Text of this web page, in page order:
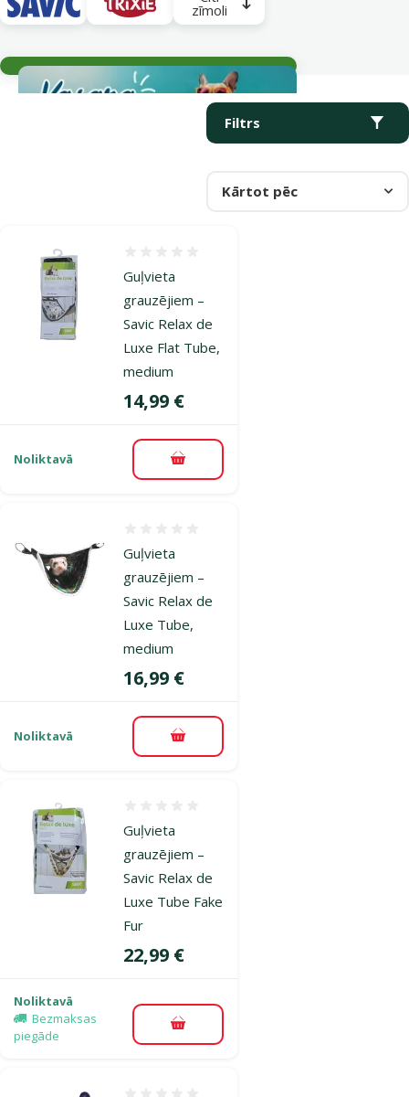
zīmoli
Parametriskais filtrs
Filtrs
Atlasītie filtri
Kārtot pēc
Produkti kategorijā Būru aprīkojums seskiem
Guļvieta
grauzējiem –
Savic Relax de
Luxe Flat Tube,
medium
Cena
14,99 €
Noliktavā Pievienot grozam
Guļvieta
grauzējiem –
Savic Relax de
Luxe Tube,
medium
Cena
16,99 €
Noliktavā Pievienot grozam
Guļvieta
grauzējiem –
Savic Relax de
Luxe Tube Fake
Fur
Cena
22,99 €
Noliktavā
Bezmaksas
piegāde
Pievienot grozam